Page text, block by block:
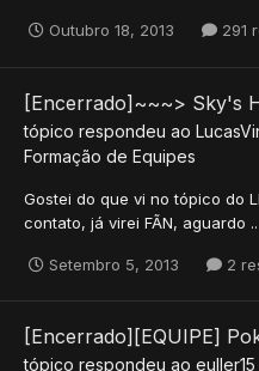
Outubro 18, 2013 291
[Encerrado]~~~> Sky's
tópico respondeu ao
Formação de Equipes
Gostei do que vi no tópico do
contato, já virei FÃN, aguardo ..
Setembro 5, 2013 2
[Encerrado][EQUIPE]
tópico respondeu ao euller15